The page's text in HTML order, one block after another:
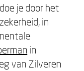
je door het
in
in
van Zilveren